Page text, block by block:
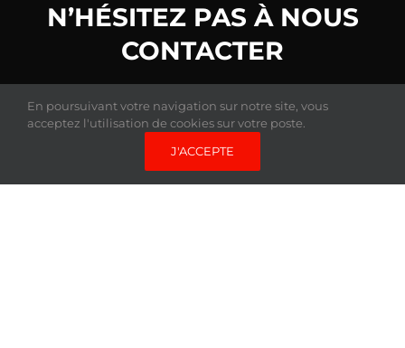
N’HÉSITEZ PAS À NOUS
CONTACTER
pour un devis gratuit.
DEVIS GRATUIT
En poursuivant votre navigation sur notre site, vous
acceptez l'utilisation de cookies sur votre poste.
J'ACCEPTE